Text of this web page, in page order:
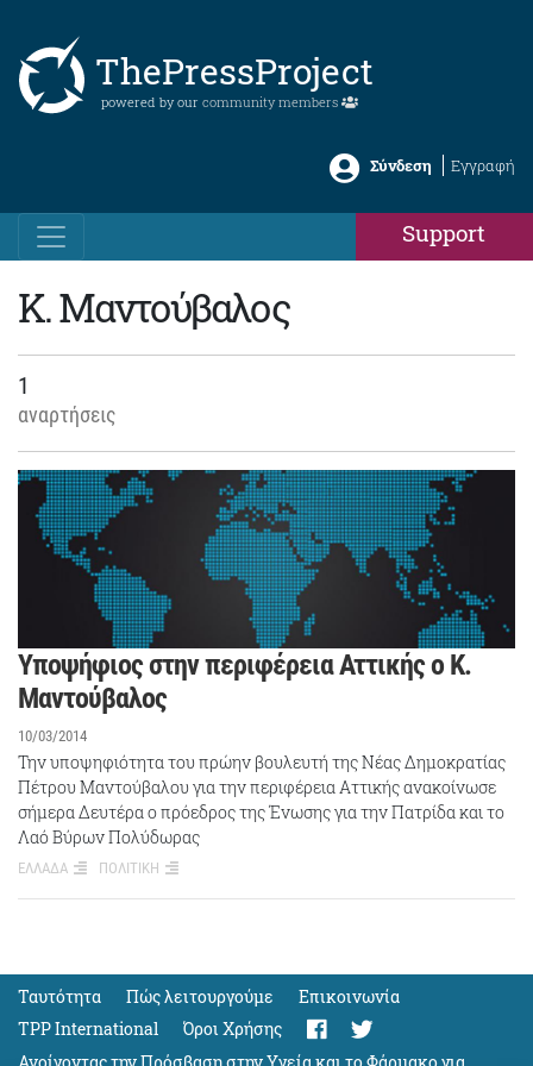
ThePressProject
powered by our community members
Σύνδεση Εγγραφή
Support
Κ. Μαντούβαλος
1
αναρτήσεις
Υποψήφιος στην περιφέρεια Αττικής ο Κ.
Μαντούβαλος
10/03/2014
Την υποψηφιότητα του πρώην βουλευτή της Νέας Δημοκρατίας
Πέτρου Μαντούβαλου για την περιφέρεια Αττικής ανακοίνωσε
σήμερα Δευτέρα ο πρόεδρος της Ένωσης για την Πατρίδα και το
Λαό Βύρων Πολύδωρας
ΕΛΛΑΔΑ ΠΟΛΙΤΙΚΗ
Ταυτότητα Πώς λειτουργούμε
Eπικοινωνία
TPP International
Όροι Χρήσης